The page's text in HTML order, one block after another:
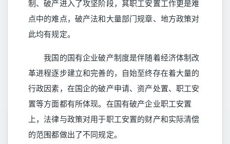
制、破产进入了攻坚阶段，其职工安置工作更是难
点中的难点，破产法和大量部门规章、地方政策对
此均有规定。
我国的国有企业破产制度是伴随着经济体制改
革进程逐步建立和完善的，自始至终存在着大量的
行政因素，在国企的破产申请、资产处置、职工安
置等方面都有所体现。在国有破产企业职工安置
上，法律与政策对用于职工安置的财产和实际清偿
的范围都做出了不同规定。